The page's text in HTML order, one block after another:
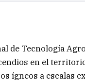
de Tecnología
en el
ígneos a escalas